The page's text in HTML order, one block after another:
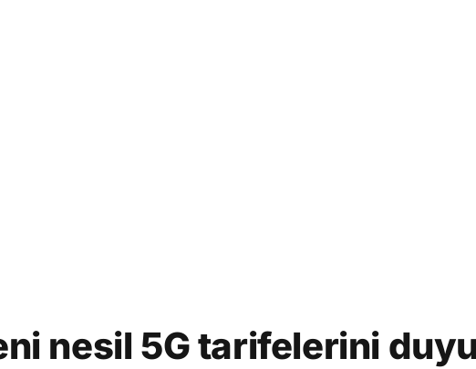
nesil 5G tarifelerini